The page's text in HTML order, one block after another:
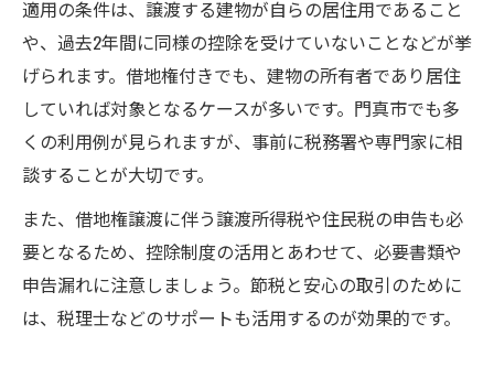
適用の条件は、譲渡する建物が自らの居住用であること
や、過去2年間に同様の控除を受けていないことなどが挙
げられます。借地権付きでも、建物の所有者であり居住
していれば対象となるケースが多いです。門真市でも多
くの利用例が見られますが、事前に税務署や専門家に相
談することが大切です。
また、借地権譲渡に伴う譲渡所得税や住民税の申告も必
要となるため、控除制度の活用とあわせて、必要書類や
申告漏れに注意しましょう。節税と安心の取引のために
は、税理士などのサポートも活用するのが効果的です。